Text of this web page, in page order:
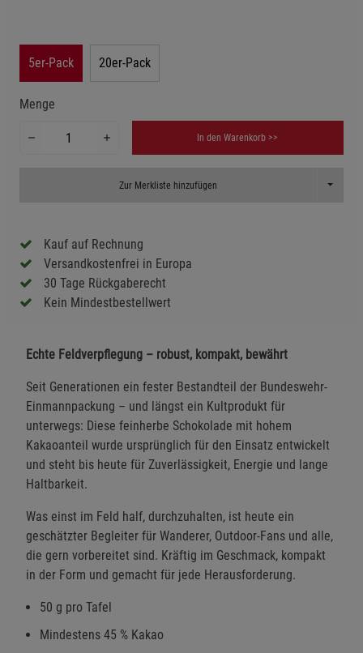
5er-Pack 20er-Pack
Menge
In den Warenkorb >>
Zur Merkliste hinzufügen Toggle
Kauf auf Rechnung
Versandkostenfrei in Europa
30 Tage Rückgaberecht
Kein Mindestbestellwert
Echte Feldverpflegung – robust, kompakt, bewährt
Seit Generationen ein fester Bestandteil der Bundeswehr-
Einmannpackung – und längst ein Kultprodukt für
unterwegs: Diese feinherbe Schokolade mit hohem
Kakaoanteil wurde ursprünglich für den Einsatz entwickelt
und steht bis heute für Zuverlässigkeit, Energie und lange
Haltbarkeit.
Was einst im Feld half, durchzuhalten, ist heute ein
geschätzter Begleiter für Wanderer, Outdoor-Fans und alle,
die gern vorbereitet sind. Kräftig im Geschmack, kompakt
in der Form und gemacht für jede Herausforderung.
50 g pro Tafel
Mindestens 45 % Kakao